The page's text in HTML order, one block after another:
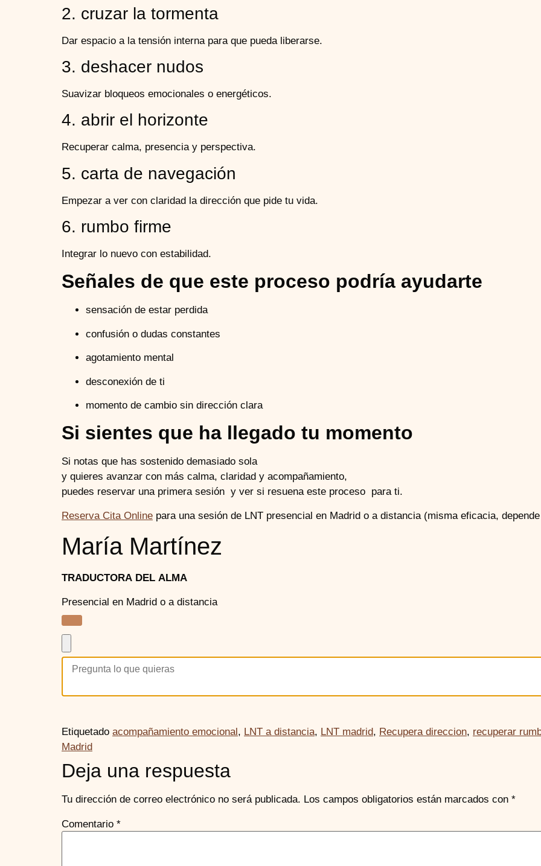
2. cruzar la tormenta
Dar espacio a la tensión interna para que pueda liberarse.
3. deshacer nudos
Suavizar bloqueos emocionales o energéticos.
4. abrir el horizonte
Recuperar calma, presencia y perspectiva.
5. carta de navegación
Empezar a ver con claridad la dirección que pide tu vida.
6. rumbo firme
Integrar lo nuevo con estabilidad.
Señales de que este proceso podría ayudarte
sensación de estar perdida
confusión o dudas constantes
agotamiento mental
desconexión de ti
momento de cambio sin dirección clara
Si sientes que ha llegado tu momento
Si notas que has sostenido demasiado sola
y quieres avanzar con más calma, claridad y acompañamiento,
puedes reservar una primera sesión y ver si resuena este proceso para ti.
Reserva Cita Online para una sesión de LNT presencial en Madrid o a distancia (misma eficacia,
María Martínez
TRADUCTORA DEL ALMA
Presencial en Madrid o a distancia
Etiquetado acompañamiento emocional , LNT a distancia, LNT madrid, Recupera direccion, recuperar
Madrid
Deja una respuesta
Tu dirección de correo electrónico no será publicada. Los campos obligatorios están marcados con *
Comentario *